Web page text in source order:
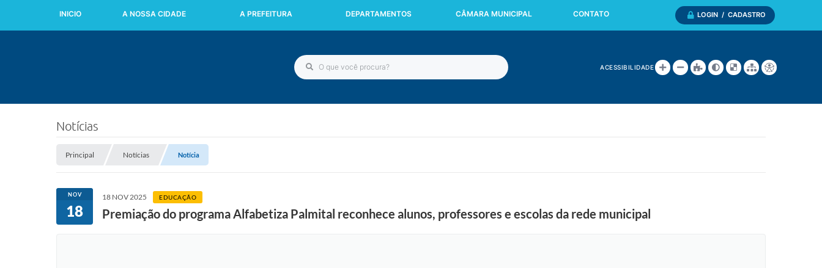
LOGIN / CADASTRO
ACESSIBILIDADE
INICIO A NOSSA CIDADE A PREFEITURA DEPARTAMENTOS CÂMARA MUNICIPAL CONTATO
Notícias
Principal Notícias Notícia
NOV
18
18 NOV 2025 EDUCAÇÃO
Premiação do programa Alfabetiza Palmital reconhece alunos, professores e escolas da rede municipal